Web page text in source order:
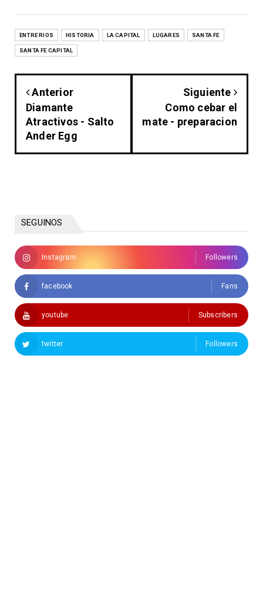
ENTRE RIOS HISTORIA LA CAPITAL LUGARES SANTA FE
SANTA FE CAPITAL
Anterior
Diamante
Atractivos - Salto
Ander Egg
Siguiente
Como cebar el
mate - preparacion
SEGUINOS
Instagram Followers
facebook Fans
youtube Subscribers
twitter Followers